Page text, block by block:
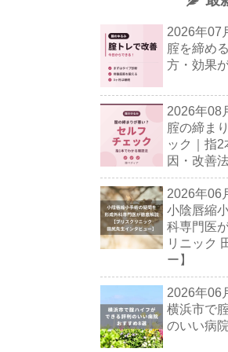
2026年07
腟を締め
方・効果
2026年08
腟の締ま
ック｜指
因・改善
2026年06
小陰唇縮
科専門医
リニック
ー】
2026年06
横浜市で
のいい病